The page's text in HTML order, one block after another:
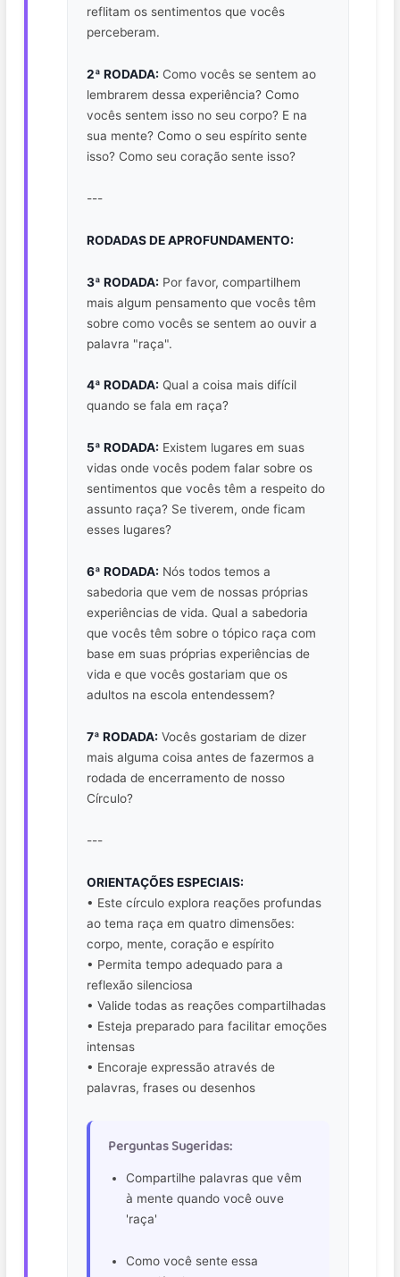
reflitam os sentimentos que vocês
perceberam.
2ª RODADA: Como vocês se sentem ao
lembrarem dessa experiência? Como
vocês sentem isso no seu corpo? E na
sua mente? Como o seu espírito sente
isso? Como seu coração sente isso?
---
RODADAS DE APROFUNDAMENTO:
3ª RODADA: Por favor, compartilhem
mais algum pensamento que vocês têm
sobre como vocês se sentem ao ouvir a
palavra "raça".
4ª RODADA: Qual a coisa mais difícil
quando se fala em raça?
5ª RODADA: Existem lugares em suas
vidas onde vocês podem falar sobre os
sentimentos que vocês têm a respeito do
assunto raça? Se tiverem, onde ficam
esses lugares?
6ª RODADA: Nós todos temos a
sabedoria que vem de nossas próprias
experiências de vida. Qual a sabedoria
que vocês têm sobre o tópico raça com
base em suas próprias experiências de
vida e que vocês gostariam que os
adultos na escola entendessem?
7ª RODADA: Vocês gostariam de dizer
mais alguma coisa antes de fazermos a
rodada de encerramento de nosso
Círculo?
---
ORIENTAÇÕES ESPECIAIS:
• Este círculo explora reações profundas
ao tema raça em quatro dimensões:
corpo, mente, coração e espírito
• Permita tempo adequado para a
reflexão silenciosa
• Valide todas as reações compartilhadas
• Esteja preparado para facilitar emoções
intensas
• Encoraje expressão através de
palavras, frases ou desenhos
Perguntas Sugeridas:
Compartilhe palavras que vêm
à mente quando você ouve
'raça'
Como você sente essa